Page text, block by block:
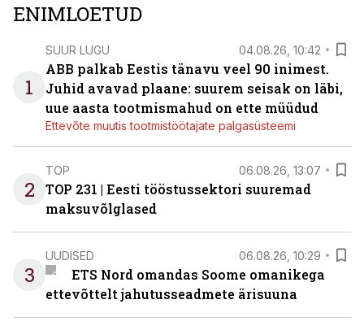
ENIMLOETUD
1
SUUR LUGU 04.08.26, 10:42
ABB palkab Eestis tänavu veel 90 inimest.
Juhid avavad plaane: suurem seisak on läbi,
uue aasta tootmismahud on ette müüdud
Ettevõte muutis tootmistöötajate palgasüsteemi
2
TOP 06.08.26, 13:07
TOP 231 | Eesti tööstussektori suuremad
maksuvõlglased
3
UUDISED 06.08.26, 10:29
ETS Nord omandas Soome omanikega
ettevõttelt jahutusseadmete ärisuuna